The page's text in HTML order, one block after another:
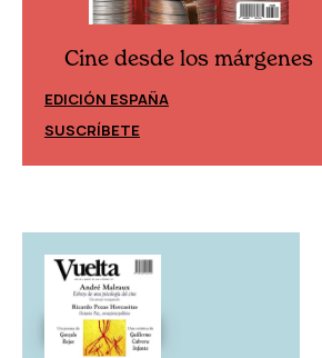
Cine desde los márgenes
EDICIÓN ESPAÑA
SUSCRÍBETE